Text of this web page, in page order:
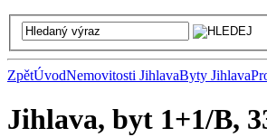
ZpětÚvodNemovitosti JihlavaByty Jihlava
Jihlava, byt 1+1/B,